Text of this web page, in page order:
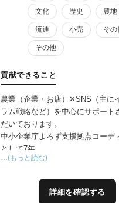
5.消費者への情報発信強化
農産物の贈答や食べ方、レシピな
ログ記事によるコンテンツマーケ
導入。消費者との接点を増やし、
文化 歴史 農地
流通 小売 その
その他
貢献できること
農業（企業・お店）✕SNS（主に
ラム戦略など）を中心にサポート
だいております。
中小企業庁よろず支援拠点コーデ
として7年。
県の6次産業化プランナーとして6
SNS（主にインスタグラム戦略な
広報・販売戦略、販路拡大、商品
…(もっと読む)
詳細を確認する